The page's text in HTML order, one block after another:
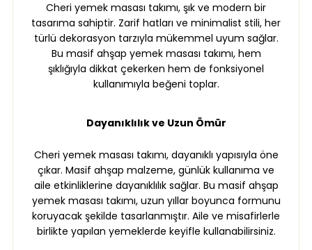
Cheri yemek masası takımı, şık ve modern bir
tasarıma sahiptir. Zarif hatları ve minimalist stili, her
türlü dekorasyon tarzıyla mükemmel uyum sağlar.
Bu masif ahşap yemek masası takımı, hem
şıklığıyla dikkat çekerken hem de fonksiyonel
kullanımıyla beğeni toplar.
Dayanıklılık ve Uzun Ömür
Cheri yemek masası takımı, dayanıklı yapısıyla öne
çıkar. Masif ahşap malzeme, günlük kullanıma ve
aile etkinliklerine dayanıklılık sağlar. Bu masif ahşap
yemek masası takımı, uzun yıllar boyunca formunu
koruyacak şekilde tasarlanmıştır. Aile ve misafirlerle
birlikte yapılan yemeklerde keyifle kullanabilirsiniz.